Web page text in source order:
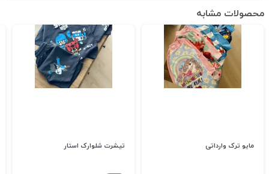
محصولات مشابه
مایو ترک وارداتی تیشرت شلوارک استار